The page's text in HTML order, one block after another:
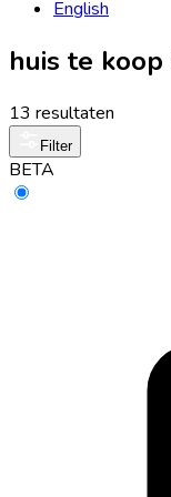
English
huis te
13 resultaten
Filter
BETA